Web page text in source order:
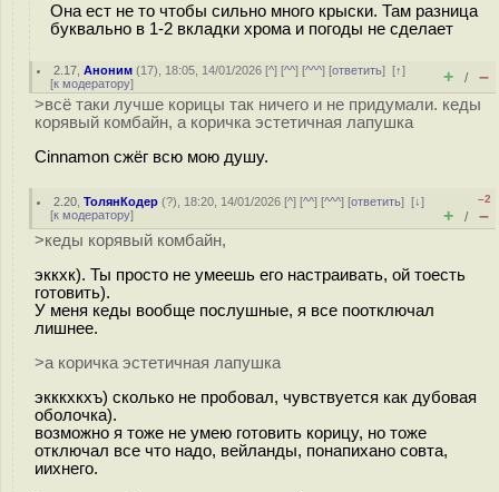
Она ест не то чтобы сильно много крыски. Там разница
буквально в 1-2 вкладки хрома и погоды не сделает
2.17 ,Аноним (17), 18:05, 14/01/2026 [^] [^^] [^^^] [ответить][↑]
[к модератору] + / –
>всё таки лучше корицы так ничего и не придумали. кеды
корявый комбайн, а коричка эстетичная лапушка
Cinnamon сжёг всю мою душу.
2.20 ,ТолянКодер (?), 18:20, 14/01/2026 [^] [^^] [^^^] [ответить][↓]
[к модератору]
–2
+ / –
>кеды корявый комбайн,
эккхк). Ты просто не умеешь его настраивать, ой тоесть
готовить).
У меня кеды вообще послушные, я все поотключал
лишнее.
>а коричка эстетичная лапушка
экккхкхъ) сколько не пробовал, чувствуется как дубовая
оболочка).
возможно я тоже не умею готовить корицу, но тоже
отключал все что надо, вейланды, понапихано совта,
иихнего.